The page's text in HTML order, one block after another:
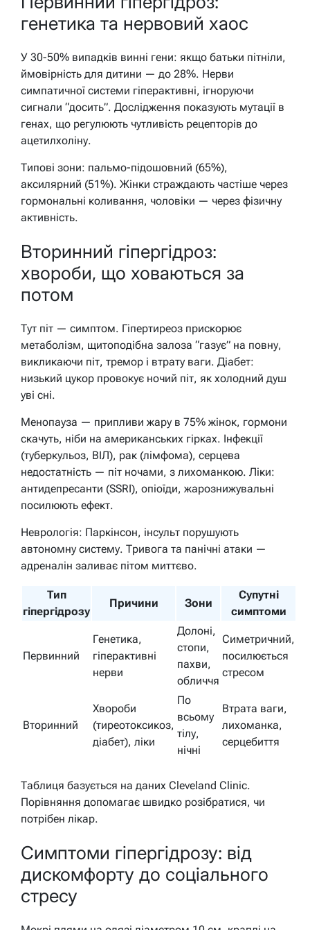
генетика та нервовий хаос
У 30-50% випадків винні гени: якщо батьки пітніли,
ймовірність для дитини — до 28%. Нерви
симпатичної системи гіперактивні, ігноруючи
сигнали “досить”. Дослідження показують мутації в
генах, що регулюють чутливість рецепторів до
ацетилхоліну.
Типові зони: пальмо-підошовний (65%),
аксилярний (51%). Жінки страждають частіше через
гормональні коливання, чоловіки — через фізичну
активність.
Вторинний гіпергідроз:
хвороби, що ховаються за
потом
Тут піт — симптом. Гіпертиреоз прискорює
метаболізм, щитоподібна залоза “газує” на повну,
викликаючи піт, тремор і втрату ваги. Діабет:
низький цукор провокує ночий піт, як холодний душ
уві сні.
Менопауза — припливи жару в 75% жінок, гормони
скачуть, ніби на американських гірках. Інфекції
(туберкульоз, ВІЛ), рак (лімфома), серцева
недостатність — піт ночами, з лихоманкою. Ліки:
антидепресанти (SSRI), опіоїди, жарознижувальні
посилюють ефект.
Неврологія: Паркінсон, інсульт порушують
автономну систему. Тривога та панічні атаки —
адреналін заливає пітом миттєво.
Тип
гіпергідрозу
Причини Зони
Супутні
симптоми
Первинний
Генетика,
гіперактивні
нерви
Долоні,
стопи,
пахви,
обличчя
Симетричний,
посилюється
стресом
Вторинний
Хвороби
(тиреотоксикоз,
діабет), ліки
По
всьому
тілу,
нічні
Втрата ваги,
лихоманка,
серцебиття
Таблиця базується на даних Cleveland Clinic.
Порівняння допомагає швидко розібратися, чи
потрібен лікар.
Симптоми гіпергідрозу: від
дискомфорту до соціального
стресу